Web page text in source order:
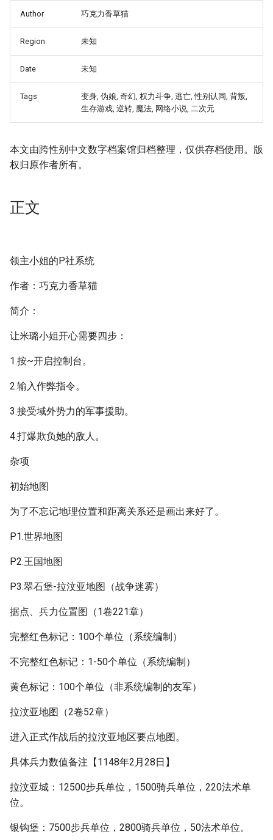
Author 巧克力香草猫
Region 未知
Date 未知
Tags
变身, 伪娘, 奇幻, 权力斗争, 逃亡, 性别认同, 背叛,
生存游戏, 逆转, 魔法, 网络小说, 二次元
本文由跨性别中文数字档案馆归档整理，仅供存档使用。版
权归原作者所有。
正文
领主小姐的P社系统
作者：巧克力香草猫
简介：
让米璐小姐开心需要四步：
1.按~开启控制台。
2.输入作弊指令。
3.接受域外势力的军事援助。
4.打爆欺负她的敌人。
杂项
初始地图
为了不忘记地理位置和距离关系还是画出来好了。
P1.世界地图
P2.王国地图
P3.翠石堡-拉汶亚地图（战争迷雾）
据点、兵力位置图（1卷221章）
完整红色标记：100个单位（系统编制）
不完整红色标记：1-50个单位（系统编制）
黄色标记：100个单位（非系统编制的友军）
拉汶亚地图（2卷52章）
进入正式作战后的拉汶亚地区要点地图。
具体兵力数值备注【1148年2月28日】
拉汶亚城：12500步兵单位，1500骑兵单位，220法术单
位。
银钩堡：7500步兵单位，2800骑兵单位，50法术单位。